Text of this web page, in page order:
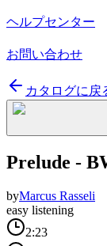
ヘルプセンター
お問い合わせ
カタログに戻
Prelude -
byMarcus Rasseli
easy listening
2:23